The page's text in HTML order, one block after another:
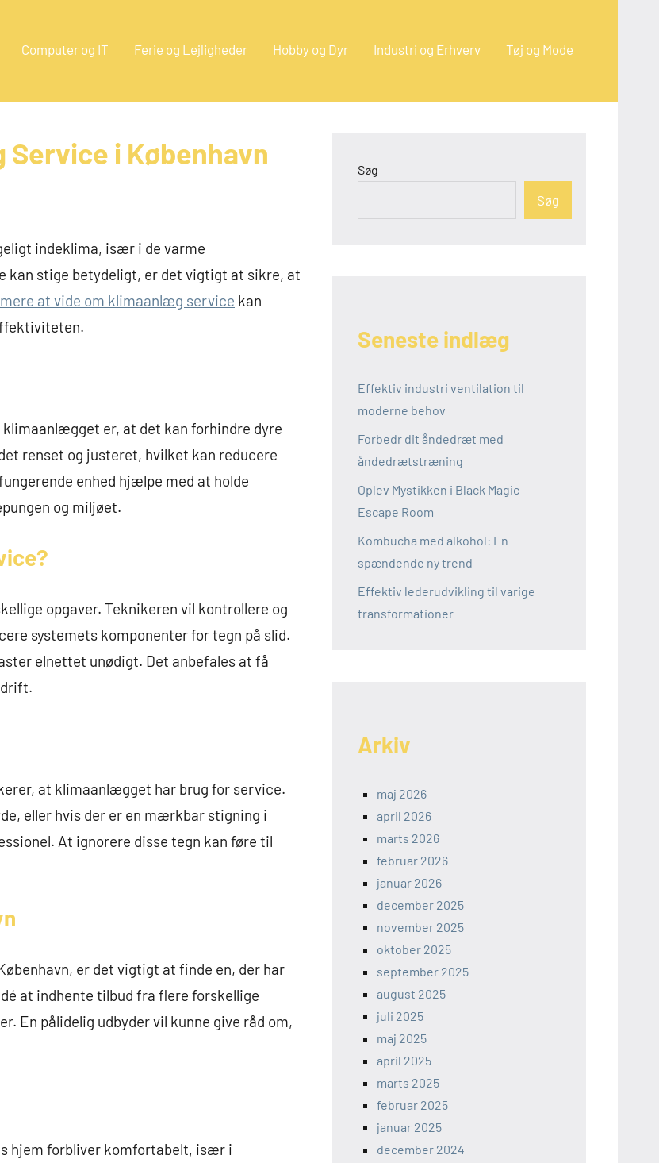
Computer og IT Ferie og Lejligheder Hobby og Dyr Industri og Erhverv Tøj og Mode
i København
indeklima, især i de varme
kan stige betydeligt, er det vigtigt at sikre, at
at vide om klimaanlæg service kan
er, at det kan forhindre dyre
renset og justeret, hvilket kan reducere
enhed hjælpe med at holde
og miljøet.
opgaver. Teknikeren vil kontrollere og
systemets komponenter for tegn på slid.
elnettet unødigt. Det anbefales at få
at klimaanlægget har brug for service.
eller hvis der er en mærkbar stigning i
At ignorere disse tegn kan føre til
er det vigtigt at finde en, der har
at indhente tilbud fra flere forskellige
En pålidelig udbyder vil kunne give råd om,
hjem forbliver komfortabelt, især i
Søg
Søg
Seneste indlæg
Effektiv industri ventilation til
moderne behov
Forbedr dit åndedræt med
åndedrætstræning
Oplev Mystikken i Black Magic
Escape Room
Kombucha med alkohol: En
spændende ny trend
Effektiv lederudvikling til varige
transformationer
Arkiv
maj 2026
april 2026
marts 2026
februar 2026
januar 2026
december 2025
november 2025
oktober 2025
september 2025
august 2025
juli 2025
maj 2025
april 2025
marts 2025
februar 2025
januar 2025
december 2024